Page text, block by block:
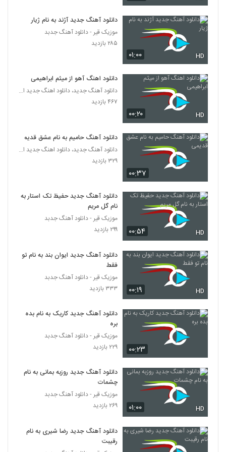
354
دانلود آهنگ ای یار (رمیکس) از سینا
دانلود آهنگ جدید و زیبای صادق راد با نام نرو
356
Amir Rostamaneh Jazebe
۵۹۹ بازدید
مهدی غلامی آهنگ حله
358
موزیک زیبای گرفتار از متین کلامی
359
آهنگ احساس این روزا از بهامین جوادی(پاپ)
۹۲۳ بازدید
آهنگ خیال از سعید محقق(پاپ)
361
آهنگ نیمانی بنام کوچه های شهر
۸۱۳ بازدید
دانلود آهنگ شبیر پیرهن کهنه
۷۶۳ بازدید
دانلود آهنگ دنیا از حامد حامی
364
دانلود آهنگ جدید و زیبای هاشم رمضانی با نام
چرا رفتی
۱,۹۰۴ بازدید
۰۱:۰۰ HD
دانلود آهنگ جدید آژند به نام ژیار
موزیک قیر - دانلود آهنگ جدبد
۲۸۵ بازدید
۰۰:۲۰ HD
دانلود اهنگ آهو از میثم ابراهیمی
دانلود آهنگ جدید، دانلود اهنگ جدید ایرانی
۴۶۷ بازدید
۰۰:۳۷
دانلود آهنگ حامیم به نام عشق قدیمی
دانلود آهنگ جدید، دانلود اهنگ جدید ایرانی
۳۲۹ بازدید
۰۰:۵۴ HD
دانلود آهنگ جدید حفیظ تک استار به
نام گل مریم
موزیک قیر - دانلود آهنگ جدبد
۲۹۹ بازدید
۰۰:۱۹ HD
دانلود آهنگ جدید ایوان بند به نام تو
فقط
موزیک قیر - دانلود آهنگ جدبد
۳۳۳ بازدید
۰۰:۲۳
دانلود آهنگ جدید کاریک به نام بده
بره
موزیک قیر - دانلود آهنگ جدبد
۲۲۹ بازدید
۰۱:۰۰ HD
دانلود آهنگ جدید روزبه بمانی به نام
چشمات
موزیک قیر - دانلود آهنگ جدبد
۲۶۹ بازدید
دانلود آهنگ جدید رضا شیری به نام
رقیبت